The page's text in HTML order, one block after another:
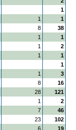
1
1
1
8
38
1
1
1
2
1
1
1
1
3
8
16
28
121
1
2
7
46
23
102
6
19